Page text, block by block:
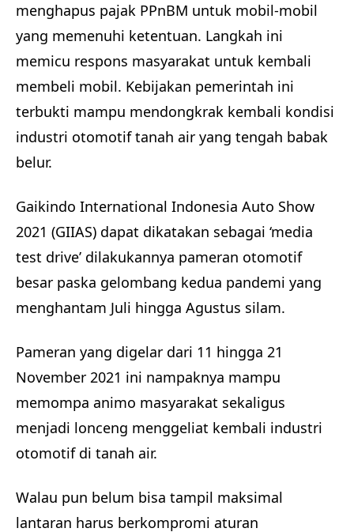
menghapus pajak PPnBM untuk mobil-mobil
yang memenuhi ketentuan. Langkah ini
memicu respons masyarakat untuk kembali
membeli mobil. Kebijakan pemerintah ini
terbukti mampu mendongkrak kembali kondisi
industri otomotif tanah air yang tengah babak
belur.
Gaikindo International Indonesia Auto Show
2021 (GIIAS) dapat dikatakan sebagai ‘media
test drive’ dilakukannya pameran otomotif
besar paska gelombang kedua pandemi yang
menghantam Juli hingga Agustus silam.
Pameran yang digelar dari 11 hingga 21
November 2021 ini nampaknya mampu
memompa animo masyarakat sekaligus
menjadi lonceng menggeliat kembali industri
otomotif di tanah air.
Walau pun belum bisa tampil maksimal
lantaran harus berkompromi aturan